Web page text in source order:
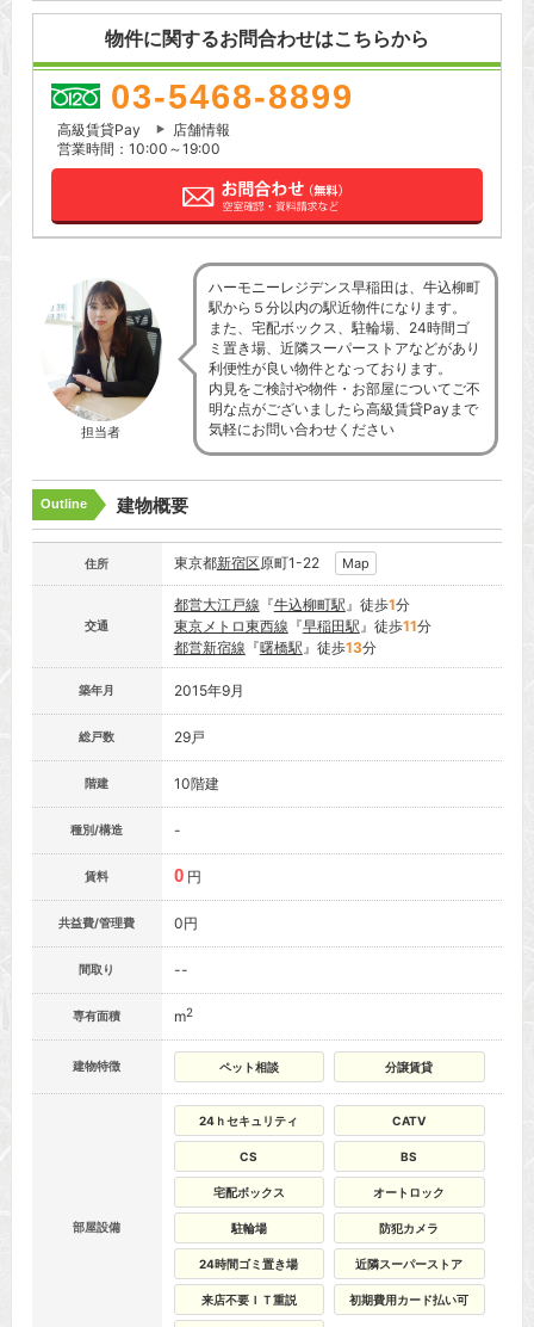
物件に関するお問合わせはこちらから
03-5468-8899
高級賃貸Pay
店舗情報
営業時間：10:00～19:00
担当者
ハーモニーレジデンス早稲田は、牛込柳町
駅から５分以内の駅近物件になります。
また、宅配ボックス、駐輪場、24時間ゴ
ミ置き場、近隣スーパーストアなどがあり
利便性が良い物件となっております。
内見をご検討や物件・お部屋についてご不
明な点がございましたら高級賃貸Payまで
気軽にお問い合わせください
Outline 建物概要
住所 東京都新宿区原町1-22 Map
交通
都営大江戸線 『牛込柳町駅』徒歩1分
東京メトロ東西線 『早稲田駅』徒歩11分
都営新宿線 『曙橋駅』徒歩13分
築年月 2015年9月
総戸数 29戸
階建 10階建
種別/構造 -
賃料 0 円
共益費/管理費 0円
間取り --
専有面積 m2
建物特徴 ペット相談 分譲賃貸
部屋設備
24ｈセキュリティ CATV
CS BS
宅配ボックス オートロック
駐輪場 防犯カメラ
24時間ゴミ置き場 近隣スーパーストア
来店不要ＩＴ重説 初期費用カード払い可